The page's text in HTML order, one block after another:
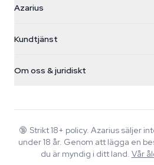
Galvaniweg 11
Nederland
+31(0)204897914
Azarius
Magiska svampar
Smokeshop
Kundtjänst
Returpolicy
Vanliga frågor
Integritetspolicy
Om oss & juridiskt
Wiki
Blog
Skribenter
🔞 Strikt 18+ policy. Azarius säljer
under 18 år. Genom att lägga en
du är myndig i ditt land. Vår